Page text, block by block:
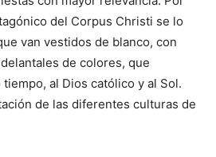
del Corpus Christi se lo
van vestidos de blanco, con
de colores, que
al Dios católico y al Sol.
de las diferentes culturas de